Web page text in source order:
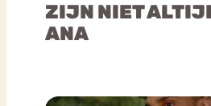
ZIJN NIET
ANA